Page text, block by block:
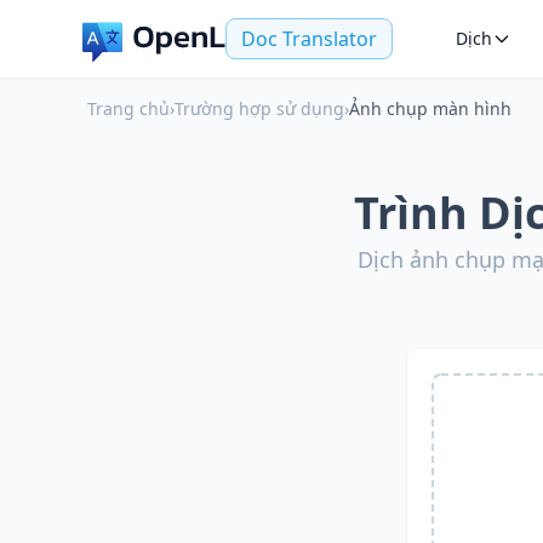
Doc Translator Dịch
Trang chủ›Trường hợp sử dụng›Ảnh chụp màn hình
Trình
Dịch ảnh chụp